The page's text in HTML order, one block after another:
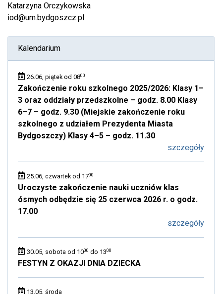
Katarzyna Orczykowska
iod@um.bydgoszcz.pl
Kalendarium
26.06, piątek od 0800
Zakończenie roku szkolnego 2025/2026: Klasy 1–
3 oraz oddziały przedszkolne – godz. 8.00 Klasy
6–7 – godz. 9.30 (Miejskie zakończenie roku
szkolnego z udziałem Prezydenta Miasta
Bydgoszczy) Klasy 4–5 – godz. 11.30
szczegóły
25.06, czwartek od 1700
Uroczyste zakończenie nauki uczniów klas
ósmych odbędzie się 25 czerwca 2026 r. o godz.
17.00
szczegóły
30.05, sobota od 1000 do 1300
FESTYN Z OKAZJI DNIA DZIECKA
13.05, środa